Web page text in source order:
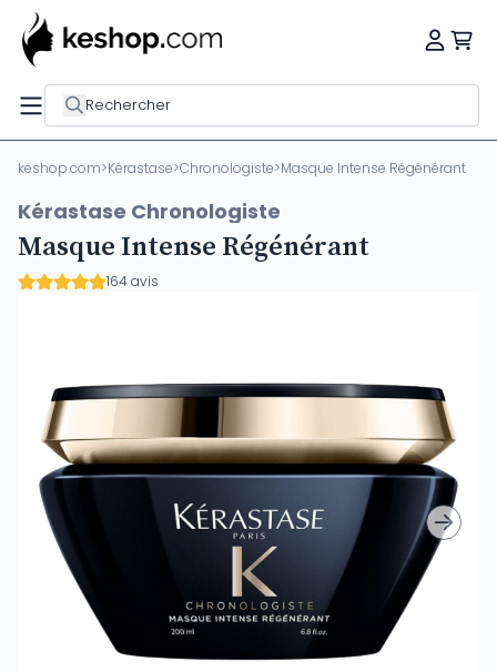
Rechercher
keshop.com>Kérastase>Chronologiste>Masque Intense Régénérant
Kérastase Chronologiste
Masque Intense Régénérant
164 avis